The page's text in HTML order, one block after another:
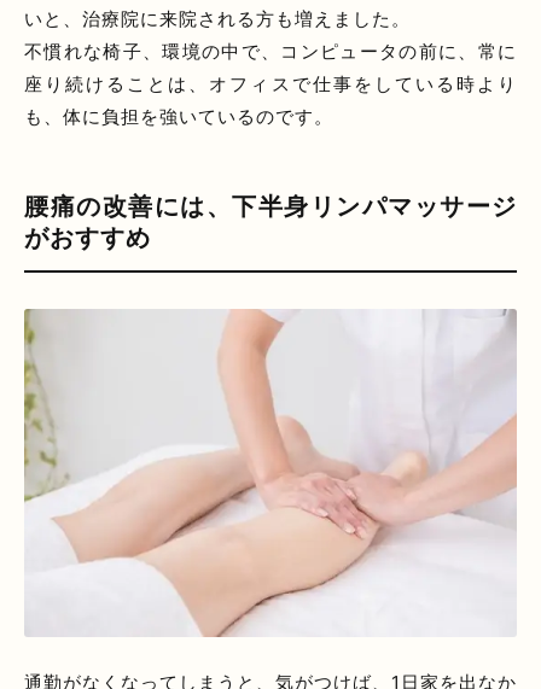
いと、治療院に来院される方も増えました。
不慣れな椅子、環境の中で、コンピュータの前に、常に
座り続けることは、オフィスで仕事をしている時より
も、体に負担を強いているのです。
腰痛の改善には、下半身リンパマッサージ
がおすすめ
通勤がなくなってしまうと、気がつけば、1日家を出なか